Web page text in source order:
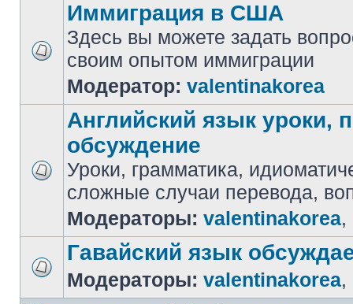
Иммиграция в США
Здесь вы можете задать
своим опытом иммиграции
Модератор: valentinakorea
Английский язык уроки,
обсуждение
Уроки, грамматика,
сложные случаи перевода,
Модераторы: valentinakorea,
Гавайский язык
Модераторы: valentinakorea,